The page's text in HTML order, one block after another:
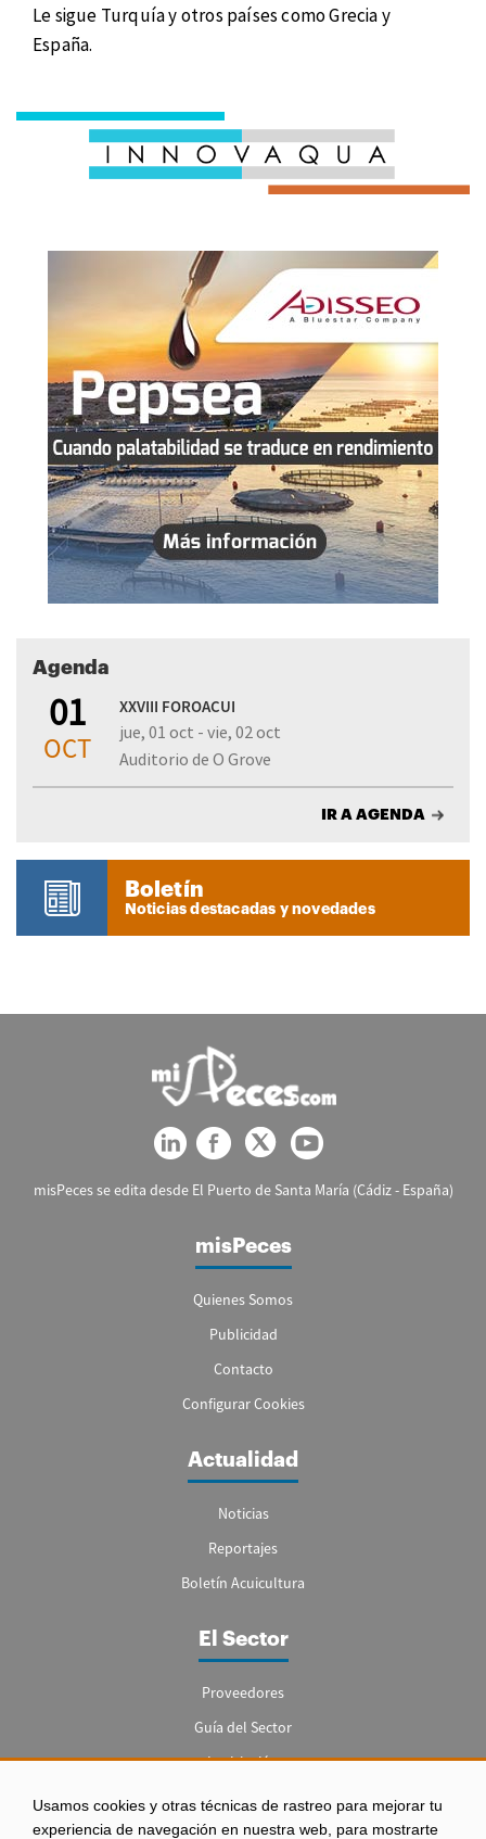
Usamos cookies y otras técnicas de rastreo para mejorar tu
experiencia de navegación en nuestra web, para mostrarte
Le sigue Turquía y otros países como Grecia y
España.
Agenda
01
OCT
XXVIII FOROACUI
jue, 01 oct - vie, 02 oct
Auditorio de O Grove
IR A AGENDA
Boletín
Noticias destacadas y novedades
misPeces se edita desde El Puerto de Santa María (Cádiz - España)
misPeces
Quienes Somos
Publicidad
Contacto
Configurar Cookies
Actualidad
Noticias
Reportajes
Boletín Acuicultura
El Sector
Proveedores
Guía del Sector
Legislación
Empleo